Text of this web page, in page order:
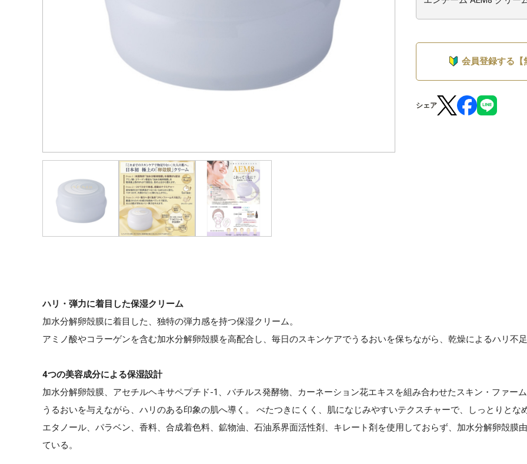
会員登録する【
シェア
ハリ・弾力に着目した保湿クリーム
加水分解卵殻膜に着目した、独特の弾力感を持つ保湿クリーム。
アミノ酸やコラーゲンを含む加水分解卵殻膜を高配合し、毎日のスキンケアでうるおいを保ちながら、乾燥によるハリ不
4つの美容成分による保湿設計
加水分解卵殻膜、アセチルヘキサペプチド-1、バチルス発酵物、カーネーション花エキスを組み合わせたスキン・ファーム
うるおいを与えながら、ハリのある印象の肌へ導く。 べたつきにくく、肌になじみやすいテクスチャーで、しっとりとな
エタノール、パラベン、香料、合成着色料、鉱物油、石油系界面活性剤、キレート剤を使用しておらず、加水分解卵殻膜
ている。